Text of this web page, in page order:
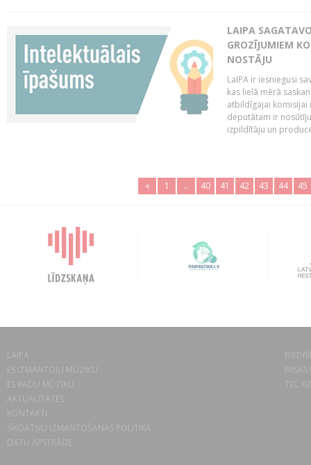
LAIPA
GROZĪJUMIEM
NOSTĀJU
LaIPA ir iesniegusi
kas lielā mērā
atbildīgajai komisijai
deputātam ir
izpildītāju un
« 1 .. 40 41 42 43 44 45
LAIPA
ES IZMANTOJU MŪZIKU
ES RADU MŪZIKU
AKTUALITĀTES
KONTAKTI
SĪKDATŅU IZMANTOŠANAS POLITIKA
DATU APSTRĀDE
TEL.